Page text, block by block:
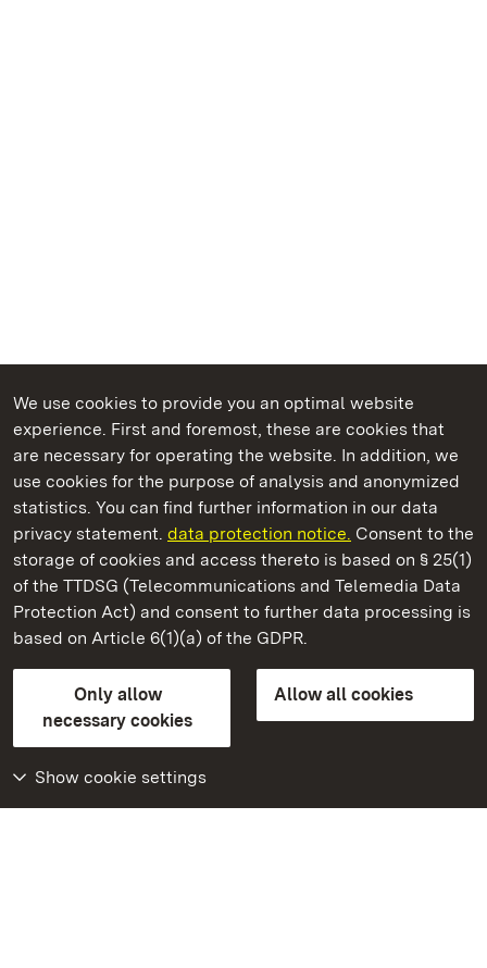
We use cookies to provide you an optimal website
experience. First and foremost, these are cookies that
are necessary for operating the website. In addition, we
use cookies for the purpose of analysis and anonymized
statistics. You can find further information in our data
privacy statement. data protection notice. Consent to the
storage of cookies and access thereto is based on § 25(1)
of the TTDSG (Telecommunications and Telemedia Data
Protection Act) and consent to further data processing is
based on Article 6(1)(a) of the GDPR.
Only allow
necessary cookies
Allow all cookies
Show cookie settings
State Palaces and Gardens of Baden-Wuerttemberg
Ludwigsburg Residential Palace
State Palaces and Gardens of Baden-Wuerttemberg
Contact usFAQMasthead
Declaration on barrier-free access
BITV-konform (geprüfte Seiten)